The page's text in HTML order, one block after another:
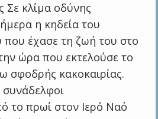
Σε κλίμα οδύνης
η κηδεία του
που έχασε τη ζωή του στο
ώρα που εκτελούσε το
σφοδρής κακοκαιρίας.
συνάδελφοι
το πρωί στον Ιερό Ναό